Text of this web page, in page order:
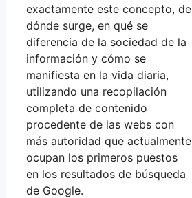
exactamente este concepto, de
dónde surge, en qué se
diferencia de la sociedad de la
información y cómo se
manifiesta en la vida diaria,
utilizando una recopilación
completa de contenido
procedente de las webs con
más autoridad que actualmente
ocupan los primeros puestos
en los resultados de búsqueda
de Google.